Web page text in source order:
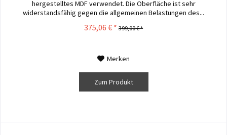
hergestelltes MDF verwendet. Die Oberfläche ist sehr
widerstandsfähig gegen die allgemeinen Belastungen des...
375,06 € * 399,00 € *
Merken
Zum Produkt